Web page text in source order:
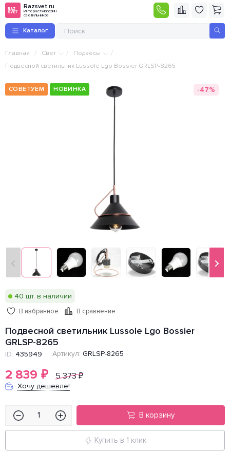
Razsvet.ru
Интернет-магазин
светильников
Каталог
Главная / Свет / Подвесы /
Подвесной светильник Lussole Lgo Bossier GRLSP-8265
СОВЕТУЕМ НОВИНКА -47%
40 шт. в наличии
В избранное В сравнение
Подвесной светильник Lussole Lgo Bossier
GRLSP-8265
ID: 435949 Артикул: GRLSP-8265
2 839 ₽ 5 373₽
Хочу дешевле!
В корзину
Купить в 1 клик